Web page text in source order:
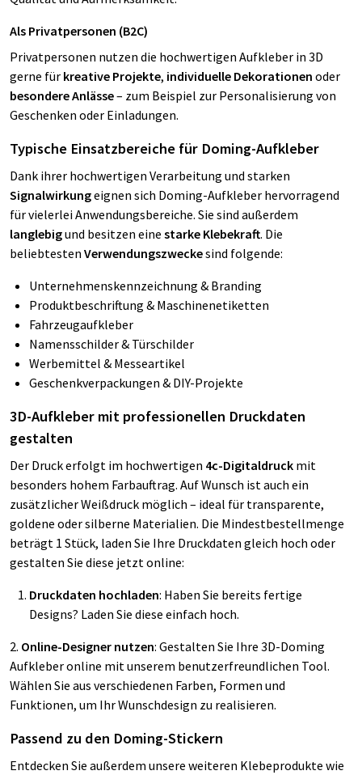
Als Privatpersonen (B2C)
Privatpersonen nutzen die hochwertigen Aufkleber in 3D
gerne für kreative Projekte, individuelle Dekorationen oder
besondere Anlässe– zum Beispiel zur Personalisierung von
Geschenken oder Einladungen.
Typische Einsatzbereiche für Doming-Aufkleber
Dank ihrer hochwertigen Verarbeitung und starken
Signalwirkungeignen sich Doming-Aufkleber hervorragend
für vielerlei Anwendungsbereiche. Sie sind außerdem
langlebigund besitzen eine starke Klebekraft. Die
beliebtesten Verwendungszweckesind folgende:
Unternehmenskennzeichnung & Branding
Produktbeschriftung & Maschinenetiketten
Fahrzeugaufkleber
Namensschilder & Türschilder
Werbemittel & Messeartikel
Geschenkverpackungen & DIY-Projekte
3D-Aufkleber mit professionellen Druckdaten
gestalten
Der Druck erfolgt im hochwertigen 4c-Digitaldruck mit
besonders hohem Farbauftrag. Auf Wunsch ist auch ein
zusätzlicher Weißdruck möglich – ideal für transparente,
goldene oder silberne Materialien. Die Mindestbestellmenge
beträgt 1 Stück, laden Sie Ihre Druckdaten gleich hoch oder
gestalten Sie diese jetzt online:
Druckdaten hochladen: Haben Sie bereits fertige
Designs? Laden Sie diese einfach hoch.
2. Online-Designer nutzen: Gestalten Sie Ihre 3D-Doming
Aufkleber online mit unserem benutzerfreundlichen Tool.
Wählen Sie aus verschiedenen Farben, Formen und
Funktionen, um Ihr Wunschdesign zu realisieren.
Passend zu den Doming-Stickern
Entdecken Sie außerdem unsere weiteren Klebeprodukte wie